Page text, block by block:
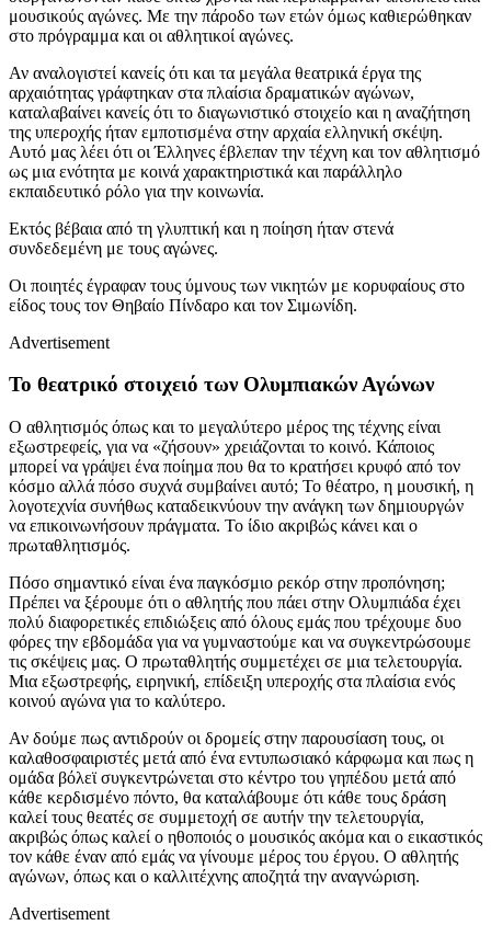
μουσικούς αγώνες. Με την πάροδο των ετών όμως καθιερώθηκαν
στο πρόγραμμα και οι αθλητικοί αγώνες.
Αν αναλογιστεί κανείς ότι και τα μεγάλα θεατρικά έργα της
αρχαιότητας γράφτηκαν στα πλαίσια δραματικών αγώνων,
καταλαβαίνει κανείς ότι το διαγωνιστικό στοιχείο και η αναζήτηση
της υπεροχής ήταν εμποτισμένα στην αρχαία ελληνική σκέψη.
Αυτό μας λέει ότι οι Έλληνες έβλεπαν την τέχνη και τον αθλητισμό
ως μια ενότητα με κοινά χαρακτηριστικά και παράλληλο
εκπαιδευτικό ρόλο για την κοινωνία.
Εκτός βέβαια από τη γλυπτική και η ποίηση ήταν στενά
συνδεδεμένη με τους αγώνες.
Οι ποιητές έγραφαν τους ύμνους των νικητών με κορυφαίους στο
είδος τους τον Θηβαίο Πίνδαρο και τον Σιμωνίδη.
Advertisement
Το θεατρικό στοιχειό των Ολυμπιακών Αγώνων
Ο αθλητισμός όπως και το μεγαλύτερο μέρος της τέχνης είναι
εξωστρεφείς, για να «ζήσουν» χρειάζονται το κοινό. Κάποιος
μπορεί να γράψει ένα ποίημα που θα το κρατήσει κρυφό από τον
κόσμο αλλά πόσο συχνά συμβαίνει αυτό; Το θέατρο, η μουσική, η
λογοτεχνία συνήθως καταδεικνύουν την ανάγκη των δημιουργών
να επικοινωνήσουν πράγματα. Το ίδιο ακριβώς κάνει και ο
πρωταθλητισμός.
Πόσο σημαντικό είναι ένα παγκόσμιο ρεκόρ στην προπόνηση;
Πρέπει να ξέρουμε ότι ο αθλητής που πάει στην Ολυμπιάδα έχει
πολύ διαφορετικές επιδιώξεις από όλους εμάς που τρέχουμε δυο
φόρες την εβδομάδα για να γυμναστούμε και να συγκεντρώσουμε
τις σκέψεις μας. Ο πρωταθλητής συμμετέχει σε μια τελετουργία.
Μια εξωστρεφής, ειρηνική, επίδειξη υπεροχής στα πλαίσια ενός
κοινού αγώνα για το καλύτερο.
Αν δούμε πως αντιδρούν οι δρομείς στην παρουσίαση τους, οι
καλαθοσφαιριστές μετά από ένα εντυπωσιακό κάρφωμα και πως η
ομάδα βόλεϊ συγκεντρώνεται στο κέντρο του γηπέδου μετά από
κάθε κερδισμένο πόντο, θα καταλάβουμε ότι κάθε τους δράση
καλεί τους θεατές σε συμμετοχή σε αυτήν την τελετουργία,
ακριβώς όπως καλεί ο ηθοποιός ο μουσικός ακόμα και ο εικαστικός
τον κάθε έναν από εμάς να γίνουμε μέρος του έργου. Ο αθλητής
αγώνων, όπως και ο καλλιτέχνης αποζητά την αναγνώριση.
Advertisement